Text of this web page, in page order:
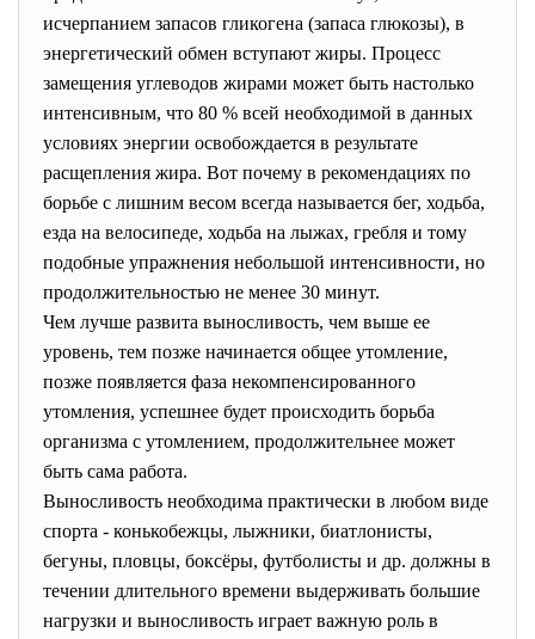
исчерпанием запасов гликогена (запаса глюкозы), в
энергетический обмен вступают жиры. Процесс
замещения углеводов жирами может быть настолько
интенсивным, что 80 % всей необходимой в данных
условиях энергии освобождается в результате
расщепления жира. Вот почему в рекомендациях по
борьбе с лишним весом всегда называется бег, ходьба,
езда на велосипеде, ходьба на лыжах, гребля и тому
подобные упражнения небольшой интенсивности, но
продолжительностью не менее 30 минут.
Чем лучше развита выносливость, чем выше ее
уровень, тем позже начинается общее утомление,
позже появляется фаза некомпенсированного
утомления, успешнее будет происходить борьба
организма с утомлением, продолжительнее может
быть сама работа.
Выносливость необходима практически в любом виде
спорта - конькобежцы, лыжники, биатлонисты,
бегуны, пловцы, боксёры, футболисты и др. должны в
течении длительного времени выдерживать большие
нагрузки и выносливость играет важную роль в